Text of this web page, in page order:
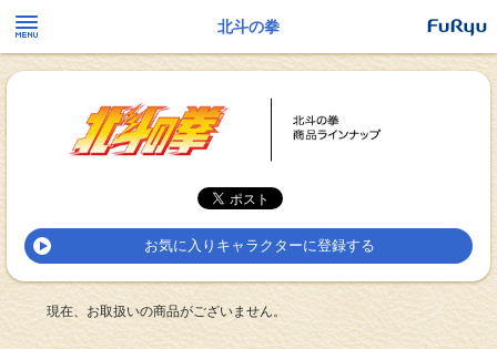
北斗の拳
お気に入りキャラクターに登録する
現在、お取扱いの商品がございません。